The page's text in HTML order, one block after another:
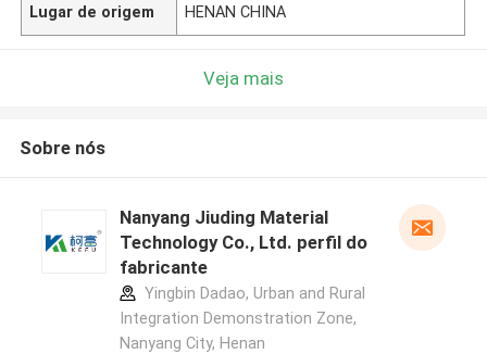
Lugar de origem HENAN CHINA
Veja mais
Sobre nós
Nanyang Jiuding Material
Technology Co., Ltd. perfil do
fabricante
Yingbin Dadao, Urban and Rural
Integration Demonstration Zone,
Nanyang City, Henan